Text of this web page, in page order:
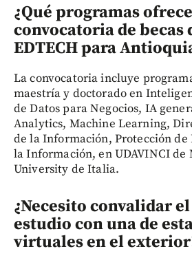
¿Qué programas
convocatoria de becas
EDTECH para
La convocatoria incluye
maestría y doctorado en
de Datos para Negocios, IA
Analytics, Machine Learning,
de la Información, Protección de
la Información, en UDAVINCI de
University de Italia.
¿Necesito convalidar
estudio con una de
virtuales en el